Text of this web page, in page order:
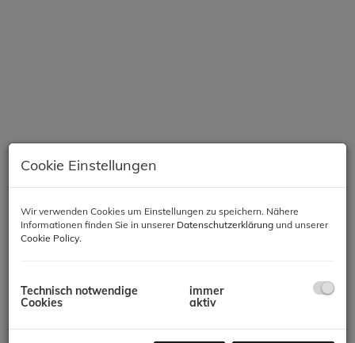
Beschreibung
Nachhaltigkeit
Cookie Einstellungen
Wir verwenden Cookies um Einstellungen zu speichern. Nähere
Informationen finden Sie in unserer Datenschutzerklärung und unserer
Cookie Policy.
Technisch notwendige
Cookies
immer
aktiv